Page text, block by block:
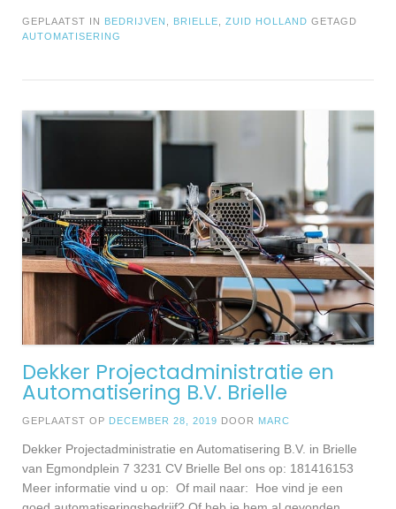
GEPLAATST IN BEDRIJVEN BRIELLE ZUID HOLLAND GETAGD
AUTOMATISERING
Dekker Projectadministratie en
Automatisering B.V. Brielle
GEPLAATST OP DECEMBER 28, 2019 DOOR MARC
Dekker Projectadministratie en Automatisering B.V. in Brielle
van Egmondplein 7 3231 CV Brielle Bel ons op: 181416153
Meer informatie vind u op: Of mail naar: Hoe vind je een